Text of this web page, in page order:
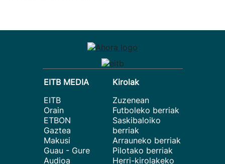
EITB MEDIA
EITB
Orain
ETBON
Gaztea
Makusi
Guau - Gure
Audioa
Kirolak
Zuzenean
Futboleko berriak
Saskibaloiko
berriak
Arrauneko berriak
Pilotako berriak
Herri-kirolakeko